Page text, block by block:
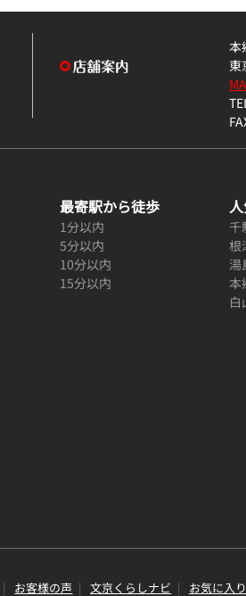
本
東
最寄駅から徒歩
1分以内
5分以内
10分以内
15分以内
千
根
湯
本
白
お客様の声 文京くらしナビ お気に入